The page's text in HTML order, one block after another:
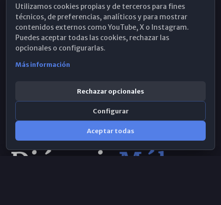
Hemeroteca
WhatsApp
Utilizamos cookies propias y de terceros para fines
técnicos, de preferencias, analíticos y para mostrar
contenidos externos como YouTube, X o Instagram.
Puedes aceptar todas las cookies, rechazar las
opcionales o configurarlas.
Más información
Rechazar opcionales
Configurar
Aceptar todas